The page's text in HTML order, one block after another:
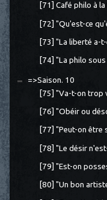
[71] Café philo à
[72] "Qu'est-ce
[73] "La liberté a-
[74] "La philo
=>Saison. 10
[75] "Va-t-on trop
[76] "Obéir ou
[77] "Peut-on être
[78] "Le désir
[79] "Est-on
[80] "Un bon